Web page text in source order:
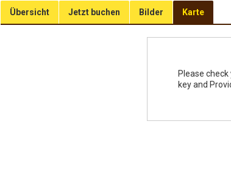
Übersicht Jetzt buchen Bilder Karte
Please check
key and